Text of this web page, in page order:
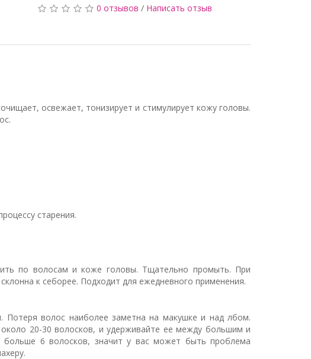
0 отзывов / Написать отзыв
освежает, тонизирует и стимулирует кожу головы.
старения.
по волосам и коже головы. Тщательно промыть. При
к себорее. Подходит для ежедневного применения.
Потеря волос наиболее заметна на макушке и над лбом.
20-30 волосков, и удерживайте ее между большим и
больше 6 волосков, значит у вас может быть проблема